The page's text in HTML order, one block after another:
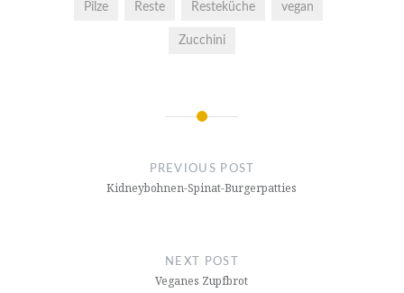
Pilze Reste Resteküche vegan
Zucchini
PREVIOUS POST
Kidneybohnen-Spinat-Burgerpatties
NEXT POST
Veganes Zupfbrot